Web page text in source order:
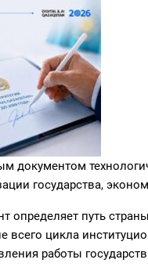
документом
государства,
определяет путь
всего цикла
работы